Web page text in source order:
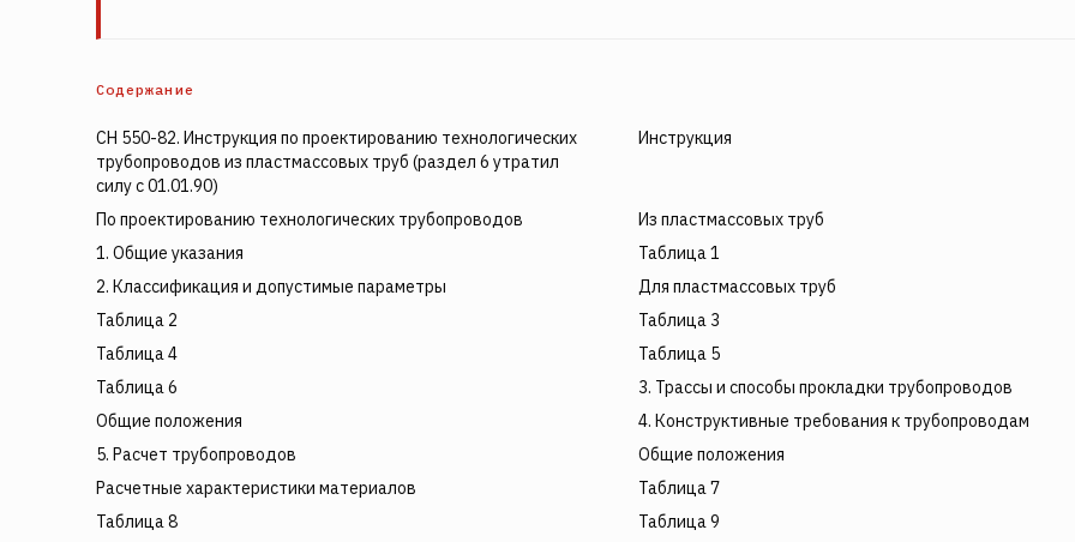
Содержание
СН 550-82. Инструкция по проектированию технологических
трубопроводов из пластмассовых труб (раздел 6 утратил
силу с 01.01.90)
Инструкция
По проектированию технологических трубопроводов
Из пластмассовых труб
1. Общие указания
Таблица 1
2. Классификация и допустимые параметры
Для пластмассовых труб
Таблица 2
Таблица 3
Таблица 4
Таблица 5
Таблица 6
3. Трассы и способы прокладки трубопроводов
Общие положения
4. Конструктивные требования к трубопроводам
5. Расчет трубопроводов
Общие положения
Расчетные характеристики материалов
Таблица 7
Таблица 8
Таблица 9